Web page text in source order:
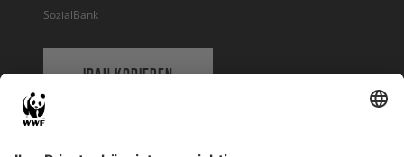
SozialBank
IBAN KOPIEREN